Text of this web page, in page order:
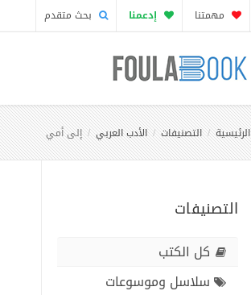
مهمتنا إدعمنا بحث متقدم
الرئيسية التصنيفات الأدب العربي إلى أمي
التصنيفات
كل الكتب
سلاسل وموسوعات